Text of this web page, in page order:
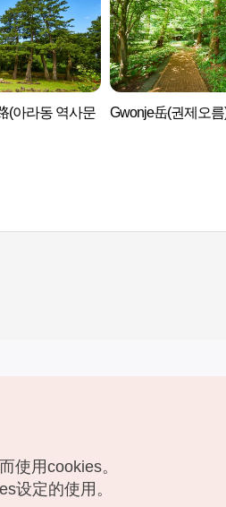
(아라동 역사문
Gwonje岳(권제오름
官方邮箱
使用cookies。
设定的使用。